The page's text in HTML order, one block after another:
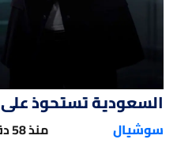
السعودية تستحوذ على EA
سوشيال منذ 58 دقيقة